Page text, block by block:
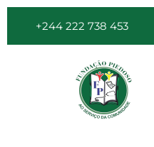
+244 222 738 453